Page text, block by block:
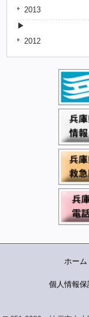
2013
2012
ホーム
個人情報